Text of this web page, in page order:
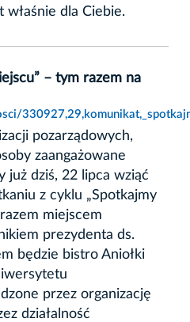
właśnie dla Ciebie.
– tym razem na
pozarządowych,
zaangażowane
już dziś, 22 lipca wziąć
z cyklu „Spotkajmy
miejscem
prezydenta ds.
będzie bistro Aniołki
przez organizację
działalność